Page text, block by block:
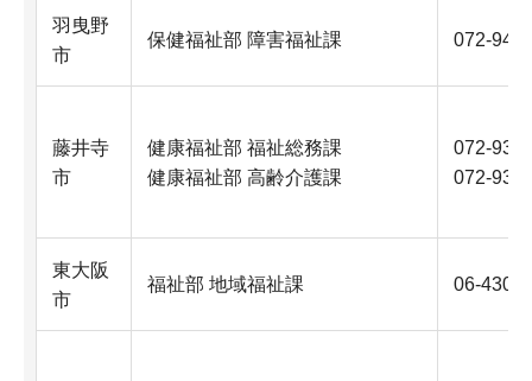
羽曳野
市
保健福祉部 障害福祉課 072-
藤井寺
市
健康福祉部 福祉総務課
健康福祉部 高齢介護課
072-
072-
東大阪
市
福祉部 地域福祉課 06-